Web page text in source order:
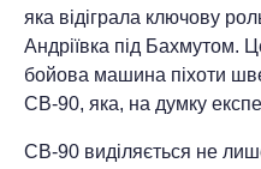
яка відіграла ключову
Андріївка під Бахмутом.
бойова машина піхоти
СВ-90, яка, на думку
СВ-90 виділяється не